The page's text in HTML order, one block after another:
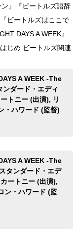
ン』『ビートルズ語辞
ビートルズはここで
DAYS A WEEK』
じめ ビートルズ関連
A WEEK -The
ダード・エディ
トニー (出演), リ
・ハワード (監督)
A WEEK -The
タンダード・エデ
ートニー (出演),
ン・ハワード (監